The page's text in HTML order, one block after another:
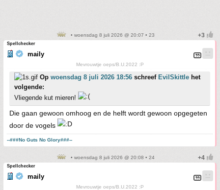
• woensdag 8 juli 2026 @ 20:07 • 23
Spellchecker
maily
Mevrouwtje oeps/B.U.2022 :P
Op woensdag 8 juli 2026 18:56 schreef EvilSkittle het
volgende:
Vliegende kut mieren!
Die gaan gewoon omhoog en de helft wordt gewoon opgegeten
door de vogels
--###No Guts No Glory###--
• woensdag 8 juli 2026 @ 20:08 • 24
Spellchecker
maily
Mevrouwtje oeps/B.U.2022 :P